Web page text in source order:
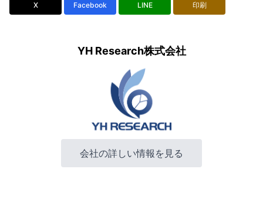
X Facebook LINE 印刷
YH Research株式会社
会社の詳しい情報を見る